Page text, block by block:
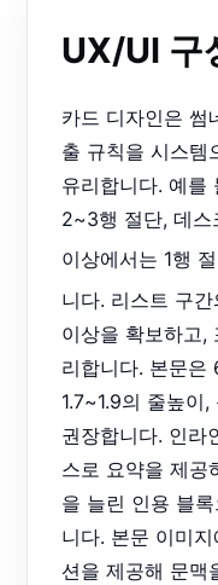
UX/UI 구
카드 디자인은 썸
출 규칙을 시스템
유리합니다. 예를
2~3행 절단, 데스
이상에서는 1행
니다. 리스트 구
이상을 확보하고,
리합니다. 본문
1.7~1.9의 줄높
권장합니다. 인라
스로 요약을 제공
을 늘린 인용 블
니다. 본문 이미
션을 제공해 문맥